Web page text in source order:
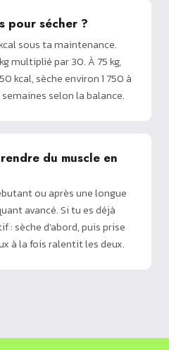
pour sécher ?
sous ta maintenance.
multiplié par 30. À 75 kg,
kcal, sèche environ 1 750 à
selon la balance.
du muscle en
ou après une longue
avancé. Si tu es déjà
: sèche d'abord, puis prise
à la fois ralentit les deux.